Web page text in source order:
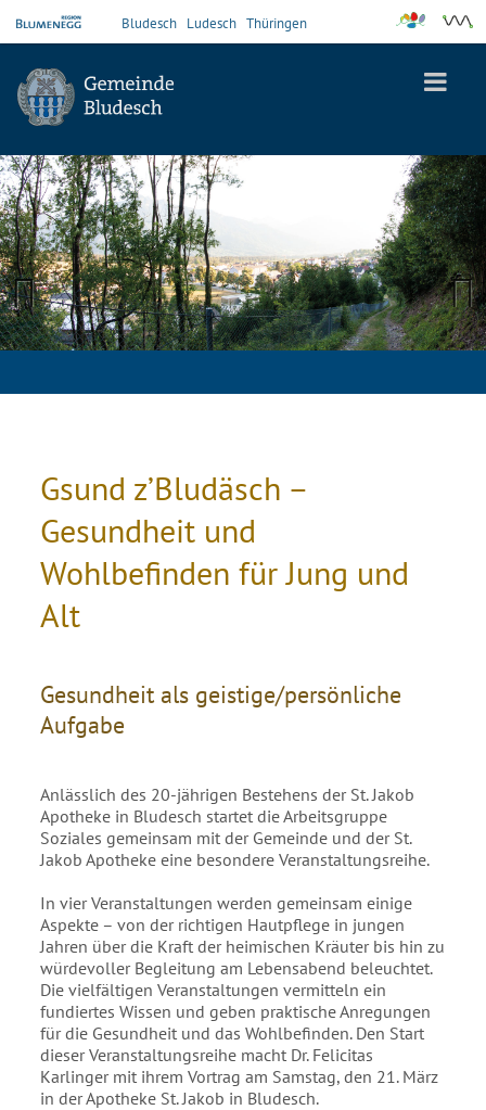
Bludesch Ludesch Thüringen
Previous Next
Gsund zʼBludäsch –
Gesundheit und
Wohlbefinden für Jung und
Alt
Gesundheit als geistige/persönliche
Aufgabe
Anlässlich des 20-jährigen Bestehens der St. Jakob
Apotheke in Bludesch startet die Arbeitsgruppe
Soziales gemeinsam mit der Gemeinde und der St.
Jakob Apotheke eine besondere Veranstaltungsreihe.
In vier Veranstaltungen werden gemeinsam einige
Aspekte – von der richtigen Hautpflege in jungen
Jahren über die Kraft der heimischen Kräuter bis hin zu
würdevoller Begleitung am Lebensabend beleuchtet.
Die vielfältigen Veranstaltungen vermitteln ein
fundiertes Wissen und geben praktische Anregungen
für die Gesundheit und das Wohlbefinden. Den Start
dieser Veranstaltungsreihe macht Dr. Felicitas
Karlinger mit ihrem Vortrag am Samstag, den 21. März
in der Apotheke St. Jakob in Bludesch.